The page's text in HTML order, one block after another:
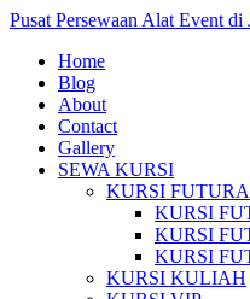
Pusat Persewaan Alat Event di
Home
Blog
About
Contact
Gallery
SEWA KURSI
KURSI FUTURA
KURSI
KURSI
KURSI
KURSI KULIAH